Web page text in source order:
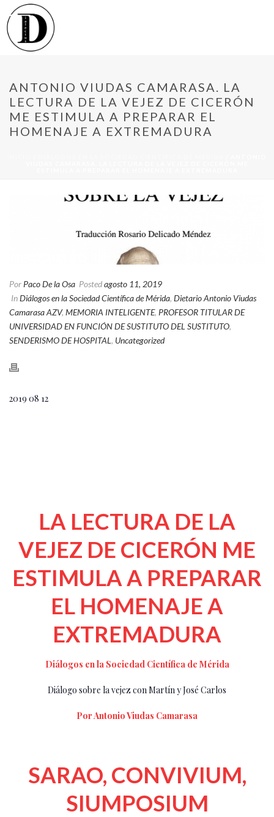
ANTONIO VIUDAS CAMARASA. LA
LECTURA DE LA VEJEZ DE CICERÓN
ME ESTIMULA A PREPARAR EL
HOMENAJE A EXTREMADURA
Por Paco De la Osa Postedagosto 11, 2019
InDiálogos en la Sociedad Científica de Mérida, Dietario Antonio Viudas
Camarasa AZV, MEMORIA INTELIGENTE, PROFESOR TITULAR DE
UNIVERSIDAD EN FUNCIÓN DE SUSTITUTO DEL SUSTITUTO,
SENDERISMO DE HOSPITAL, Uncategorized
2019 08 12
LA LECTURA DE LA
VEJEZ DE CICERÓN ME
ESTIMULA A PREPARAR
EL HOMENAJE A
EXTREMADURA
Diálogos en la Sociedad Científica de Mérida
Diálogo sobre la vejez con Martín y José Carlos
Por Antonio Viudas Camarasa
SARAO, CONVIVIUM,
SIUMPOSIUM